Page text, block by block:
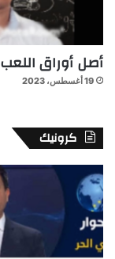
أصل أوراق اللعب
19 أغسطس، 2023
كرونيك